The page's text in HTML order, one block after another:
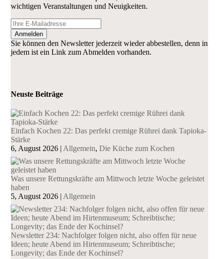
wichtigen Veranstaltungen und Neuigkeiten.
Anmelden
Sie können den Newsletter jederzeit wieder abbestellen, denn in
jedem ist ein Link zum Abmelden vorhanden.
Neuste Beiträge
Einfach Kochen 22: Das perfekt cremige Rührei dank Tapioka-
Stärke
6, August 2026 | Allgemein,Die Küche zum Kochen
Was unsere Rettungskräfte am Mittwoch letzte Woche geleistet
haben
5, August 2026 | Allgemein
Newsletter 234: Nachfolger folgen nicht, also offen für neue
Ideen; heute Abend im Hirtenmuseum; Schreibtische;
Longevity; das Ende der Kochinsel?